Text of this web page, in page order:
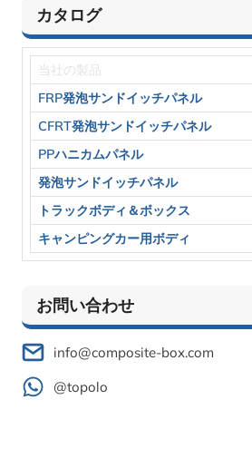
カタログ
当社の製品
FRP発泡サンドイッチパネル
CFRT発泡サンドイッチパネル
PPハニカムパネル
発泡サンドイッチパネル
トラックボディ＆ボックス
キャンピングカー用ボディ
お問い合わせ
info@composite-box.com
@topolo